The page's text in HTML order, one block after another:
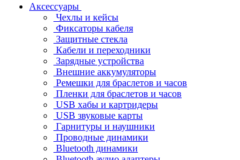
Аксессуары
Чехлы и кейсы
Фиксаторы кабеля
Защитные стекла
Кабели и переходники
Зарядные устройства
Внешние аккумуляторы
Ремешки для браслетов и часов
Пленки для браслетов и часов
USB хабы и картридеры
USB звуковые карты
Гарнитуры и наушники
Проводные динамики
Bluetooth динамики